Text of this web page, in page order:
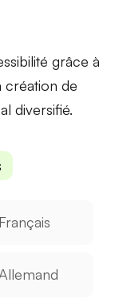
grâce à
création de
diversifié.
Français